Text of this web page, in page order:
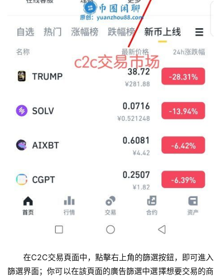
在C2C交易頁面中，點擊右上角的篩選按鈕，即可進入
篩選界面；你可以在該頁面的廣告篩選中選擇想要交易的商